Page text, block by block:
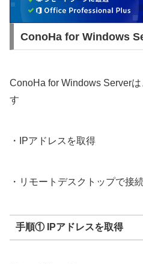
ConoHa for Windows
ConoHa for Windows Server
す
・IPアドレスを取得
・リモートデスクトップで接
手順① IPアドレスを取得